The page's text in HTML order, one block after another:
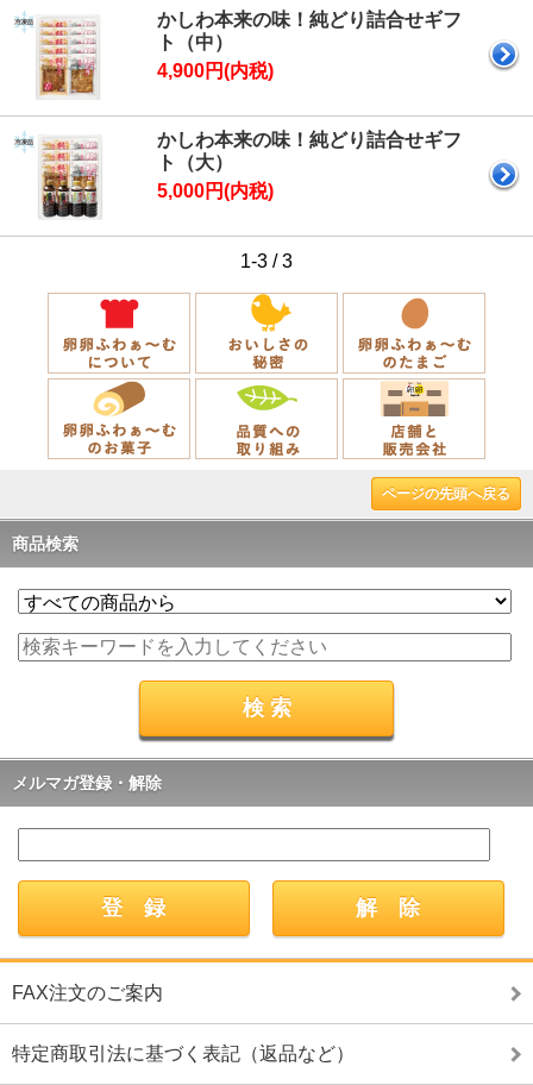
かしわ本来の味！純どり詰合せギフ
ト（中）
4,900円(内税)
かしわ本来の味！純どり詰合せギフ
ト（大）
5,000円(内税)
1-3 / 3
ページの先頭へ戻る
商品検索
メルマガ登録・解除
FAX注文のご案内
特定商取引法に基づく表記（返品など）